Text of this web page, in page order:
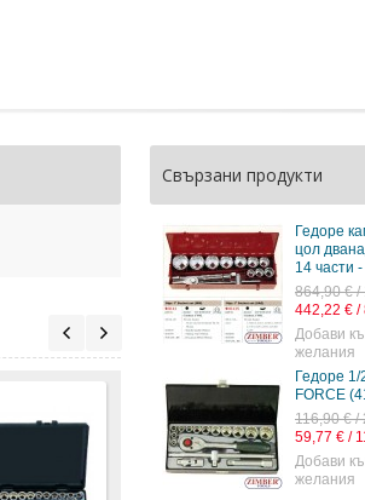
Свързани продукти
Гедоре
цол
14 части
864,90 € /
442,22 € /
Добави
желания
Гедоре 1/
FORCE
116,90 € /
59,77 € /
Добави
желания